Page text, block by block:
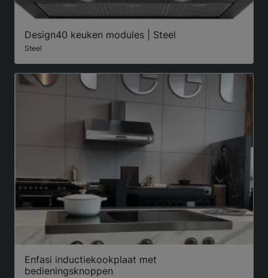
Design40 keuken modules | Steel
Steel
Enfasi inductiekookplaat met
bedieningsknoppen